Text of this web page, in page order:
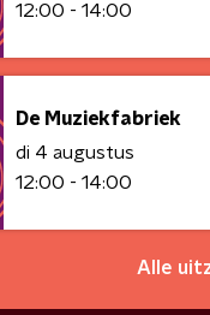
12:00 - 14:00
De Muziekfabriek
di 4 augustus
12:00 - 14:00
Alle